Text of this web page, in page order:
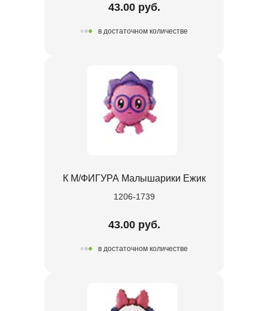
43.00 руб.
в достаточном количестве
К М/ФИГУРА Малышарики Ежик
1206-1739
43.00 руб.
в достаточном количестве